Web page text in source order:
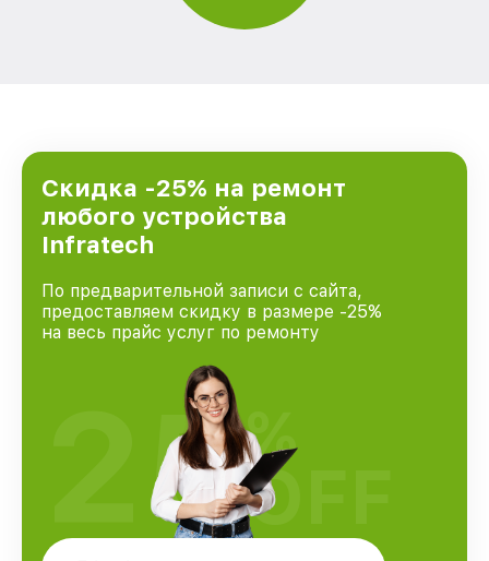
Скидка -25% на ремонт
любого устройства
Infratech
По предварительной записи с сайта,
предоставляем скидку в размере -25%
на весь прайс услуг по ремонту
25%
OFF